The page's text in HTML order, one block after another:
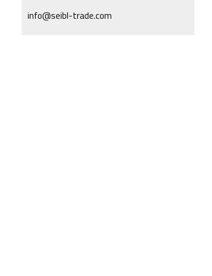
info@seibl-trade.com